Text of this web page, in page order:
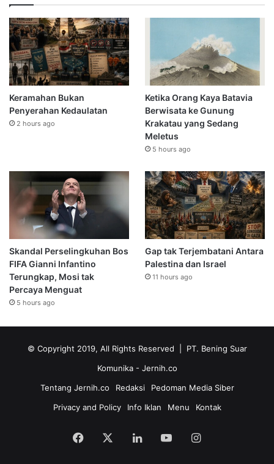
Keramahan Bukan
Penyerahan Kedaulatan
2 hours ago
Ketika Orang Kaya Batavia
Berwisata ke Gunung
Krakatau yang Sedang
Meletus
5 hours ago
Skandal Perselingkuhan Bos
FIFA Gianni Infantino
Terungkap, Mosi tak
Percaya Menguat
5 hours ago
Gap tak Terjembatani Antara
Palestina dan Israel
11 hours ago
© Copyright 2019, All Rights Reserved | PT. Bening Suar
Komunika - Jernih.co
Tentang Jernih.co
Redaksi
Pedoman Media Siber
Privacy and Policy
Info Iklan Menu Kontak
Facebook LinkedInYouTubeInstagram